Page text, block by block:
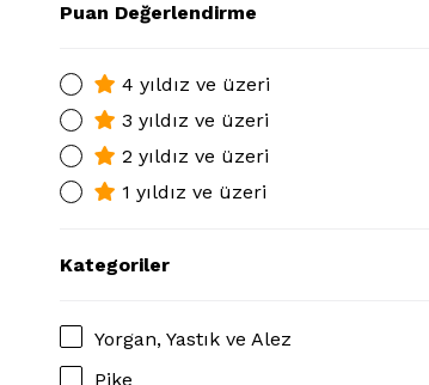
Sevgililer Günü Hediyeleri
Sarev Çift Kişilik Nevresim Takımı
Sarev Nevresim Pamuk Saten
Sarev Pamuk Saten Nevresim Takımı
Puan Değerlendirme
4 yıldız ve üzeri
3 yıldız ve üzeri
2 yıldız ve üzeri
1 yıldız ve üzeri
Kategoriler
Yorgan, Yastık ve Alez
Pike